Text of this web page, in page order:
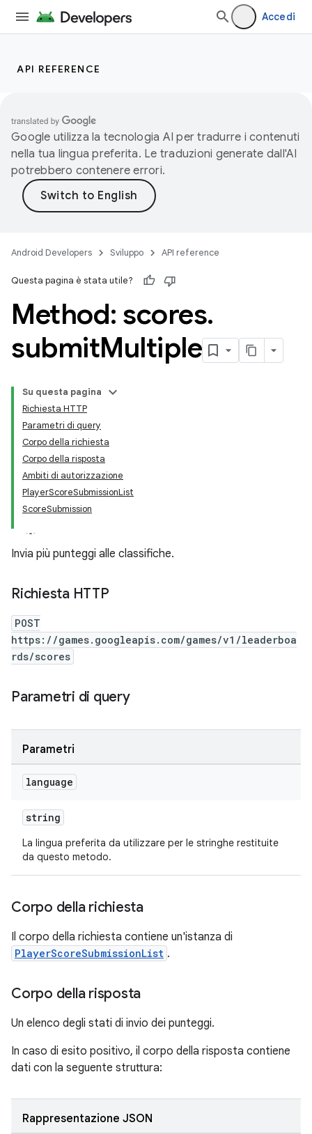
Accedi
API REFERENCE
Google utilizza la tecnologia AI per tradurre i contenuti
nella tua lingua preferita. Le traduzioni generate dall'AI
potrebbero contenere errori.
Android Developers Sviluppo API reference
Questa pagina è stata utile?
Method: scores.
submitMultiple
Su questa pagina
Richiesta HTTP
Parametri di query
Corpo della richiesta
Corpo della risposta
Ambiti di autorizzazione
PlayerScoreSubmissionList
ScoreSubmission
Invia più punteggi alle classifiche.
Richiesta HTTP
POST
https://games.googleapis.com/games/v1/leaderboa
rds/scores
Parametri di query
Parametri
language
string
La lingua preferita da utilizzare per le stringhe restituite
da questo metodo.
Corpo della richiesta
Il corpo della richiesta contiene un'istanza di
PlayerScoreSubmissionList .
Corpo della risposta
Un elenco degli stati di invio dei punteggi.
In caso di esito positivo, il corpo della risposta contiene
dati con la seguente struttura:
Rappresentazione JSON